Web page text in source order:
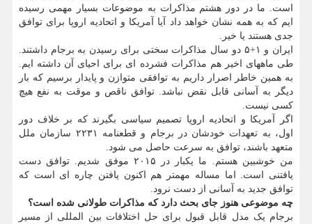
است. ما در دور هشتم مذاکرات به موضوعات بسیار مهمی رسیده
ایم که به همه نشان خواهد داد آیا آمریکا و اتحادیه اروپا برای توافق
جدی هستند یا خیر.
ایران و ۱+۵ دو سال مذاکرات سختی برای رسیدن به برجام داشتند.
طی ماههای اخیر هم مذاکرات فشرده ای برای احیای آن داشته ایم.
به همین خاطر اصرار داریم به توافقی متوازن و پایدار برسیم که بار
دیگر به آسانی قابل نقض نباشد. توافق ناقص و موقت به نفع هیچ
کسی نیست.
اگر آمریکا و اتحادیه اروپا تصمیم سیاسی بگیرند که بر خلاف دور
اول، به تعهدات خودشان در برجام و قطعنامه ۲۲۳۱ سازمان ملل
متعهد باشند، توافق به سرعت حاصل می شود.
من خوشبین هستم. ما یکبار در ۲۰۱۵ موفق شدیم. توافق دست
یافتنی است. اما مساله مهمتر هم اکنون یافتن چاره ای است که
توافق جدید به آسانی از دست نرود.
چه موضوعی هنوز جای بحث دارد که مذاکرات طولانی شده است؟
برجام یک مدل قابل قبول برای حل اختلافات بین المللی از مسیر